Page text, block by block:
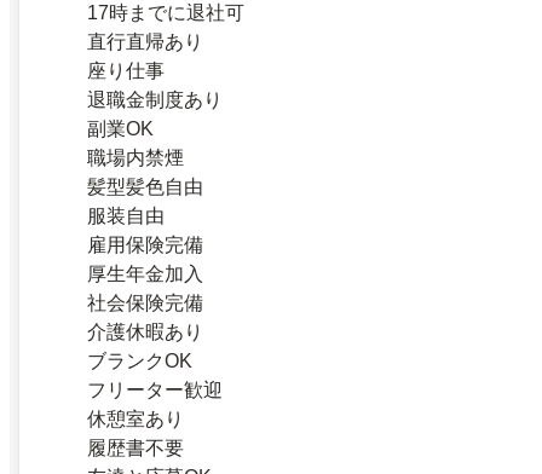
17時までに退社可
直行直帰あり
座り仕事
退職金制度あり
副業OK
職場内禁煙
髪型髪色自由
服装自由
雇用保険完備
厚生年金加入
社会保険完備
介護休暇あり
ブランクOK
フリーター歓迎
休憩室あり
履歴書不要